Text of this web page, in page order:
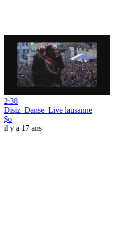
2:38
Disiz_Danse_Live lausanne
$o
il y a 17 ans